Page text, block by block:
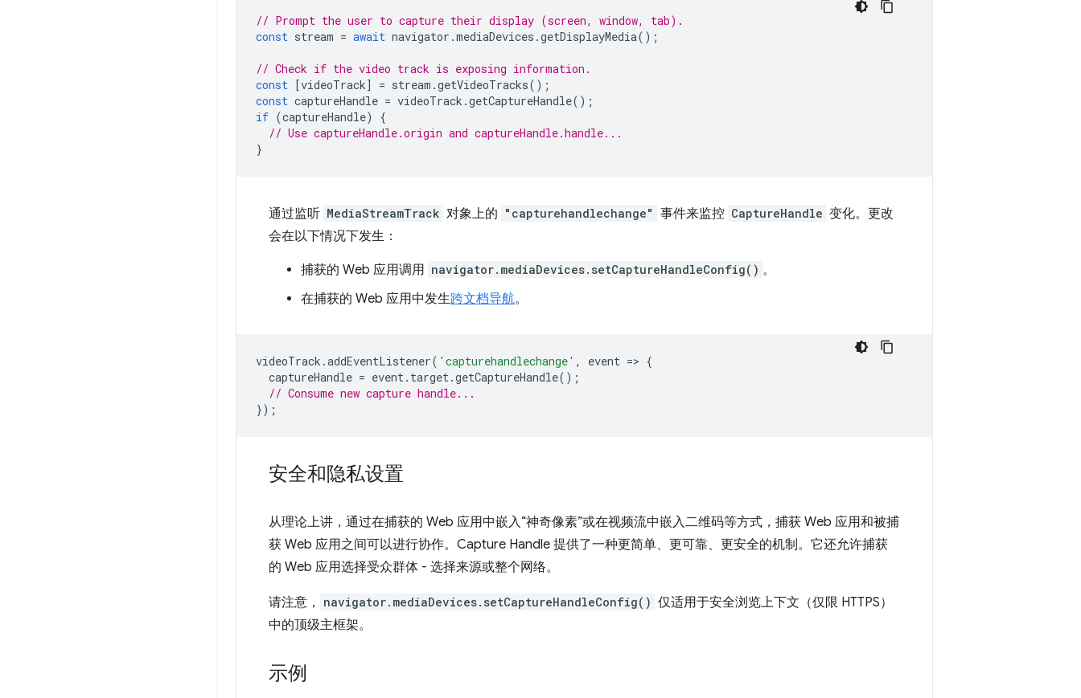
// Prompt the user to capture their display (screen, window, tab).
const stream = await navigator .mediaDevices .getDisplayMedia();
// Check if the video track is exposing information.
const
[videoTrack] = stream .getVideoTracks();
const captureHandle = videoTrack .getCaptureHandle();
if (captureHandle)
{
// Use captureHandle.origin and captureHandle.handle...
}
通过监听 MediaStreamTrack 对象上的 "capturehandlechange" 事件来监控 CaptureHandle 变化。更改
会在以下情况下发生：
捕获的 Web 应用调用 navigator.mediaDevices.setCaptureHandleConfig() 。
在捕获的 Web 应用中发生跨文档导航。
videoTrack .addEventListener( 'capturehandlechange' , event => {
captureHandle = event. target.getCaptureHandle();
// Consume new capture handle...
});
安全和隐私设置
从理论上讲，通过在捕获的 Web 应用中嵌入“神奇像素”或在视频流中嵌入二维码等方式，捕获 Web 应用和被捕
获 Web 应用之间可以进行协作。Capture Handle 提供了一种更简单、更可靠、更安全的机制。它还允许捕获
的 Web 应用选择受众群体 - 选择来源或整个网络。
请注意， navigator.mediaDevices.setCaptureHandleConfig() 仅适用于安全浏览上下文（仅限 HTTPS）
中的顶级主框架。
示例